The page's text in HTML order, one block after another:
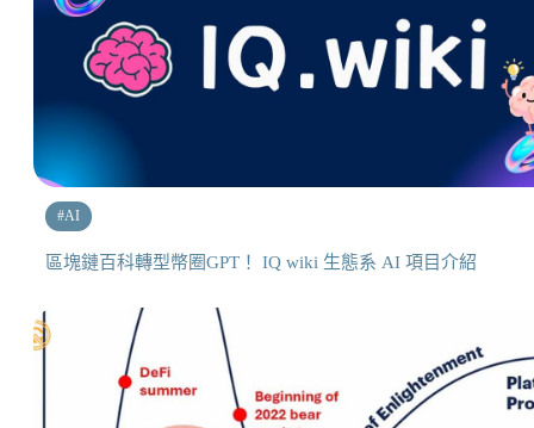
#AI
區塊鏈百科轉型幣圈GPT！ IQ wiki 生態系 AI 項目介紹